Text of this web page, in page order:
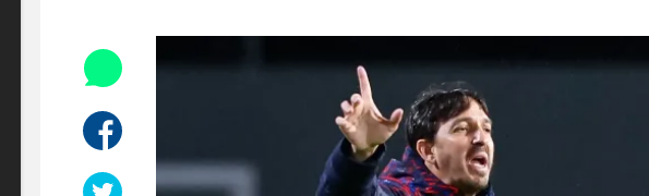
תל אביב
חיפה
ליגה סינית
ליגה ברזילאית
ליגות נוספות